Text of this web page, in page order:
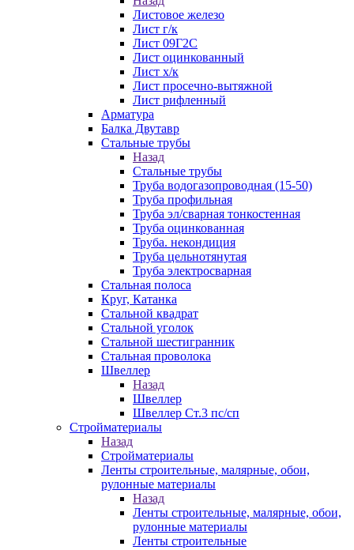
Листовое железо
Лист г/к
Лист 09Г2С
Лист оцинкованный
Лист х/к
Лист просечно-вытяжной
Лист рифленный
Арматура
Балка Двутавр
Стальные трубы
Назад
Стальные трубы
Труба водогазопроводная (15-50)
Труба профильная
Труба эл/сварная тонкостенная
Труба оцинкованная
Труба. некондиция
Труба цельнотянутая
Труба электросварная
Стальная полоса
Круг, Катанка
Стальной квадрат
Стальной уголок
Стальной шестигранник
Стальная проволока
Швеллер
Назад
Швеллер
Швеллер Ст.3 пс/сп
Стройматериалы
Назад
Стройматериалы
Ленты строительные, малярные, обои,
рулонные материалы
Назад
Ленты строительные, малярные, обои,
рулонные материалы
Ленты строительные